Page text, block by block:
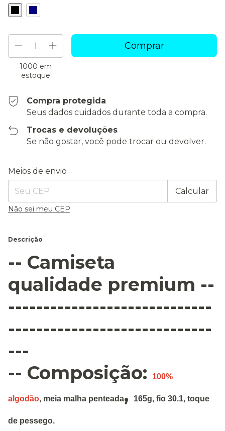
1000 em
estoque
Compra protegida
Seus dados cuidados durante toda a compra.
Trocas e devoluções
Se não gostar, você pode trocar ou devolver.
Entregas para o CEP:
Meios de envio
Calcular
Não sei meu CEP
Descrição
-- Camiseta
qualidade premium --
-----------------------------
-----------------------------
---
-- Composição:
100%
algodão, meia malha penteada, 165g, fio 30.1, toque
de pessego.